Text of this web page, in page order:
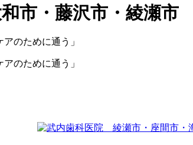
市・藤沢市・綾瀬市
アのために通う」
のために通う」